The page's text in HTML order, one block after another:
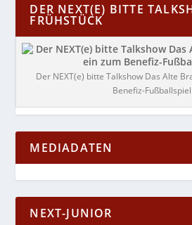
DER NEXT(E) BITTE
FRÜHSTÜCK
Der NEXT(e) bitte Talkshow Das Alte
Benefiz-Fußballspiel
MEDIADATEN
NEXT-JUNIOR